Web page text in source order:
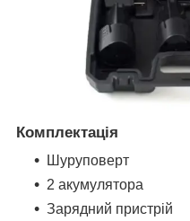
Комплектація
Шуруповерт
2 акумулятора
Зарядний пристрій